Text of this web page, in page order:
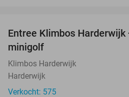
Entree Klimbos Harderwijk
minigolf
Klimbos Harderwijk
Harderwijk
Verkocht: 575